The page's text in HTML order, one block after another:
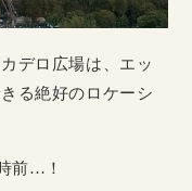
デロ広場は、エッ
る絶好のロケーシ
前…！